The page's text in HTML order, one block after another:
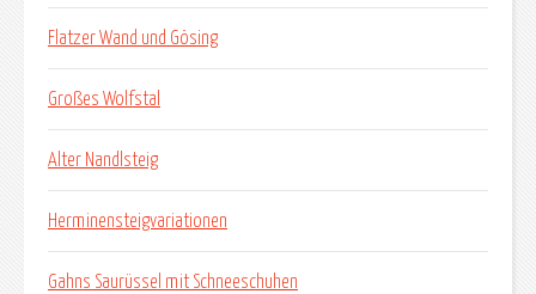
Flatzer Wand und Gösing
Großes Wolfstal
Alter Nandlsteig
Herminensteigvariationen
Gahns Saurüssel mit Schneeschuhen